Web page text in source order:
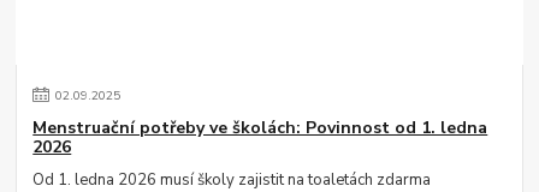
02.09.2025
Menstruační potřeby ve školách: Povinnost od 1. ledna
2026
Od 1. ledna 2026 musí školy zajistit na toaletách zdarma